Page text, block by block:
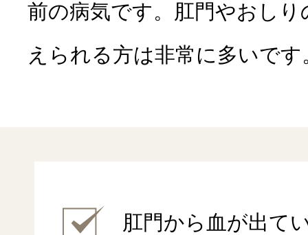
内視鏡内科
血便
肝臓の病気
前の病気です。肛門やおし
えられる方は非常に多いです
肛門から血が出て